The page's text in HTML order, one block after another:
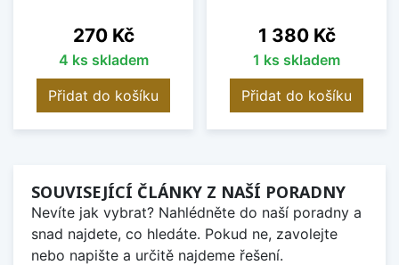
Cena
270 Kč
4 ks skladem
Přidat do košíku
Cena
1 380 Kč
1 ks skladem
Přidat do košíku
SOUVISEJÍCÍ ČLÁNKY Z NAŠÍ PORADNY
Nevíte jak vybrat? Nahlédněte do naší poradny a
snad najdete, co hledáte. Pokud ne, zavolejte
nebo napište a určitě najdeme řešení.